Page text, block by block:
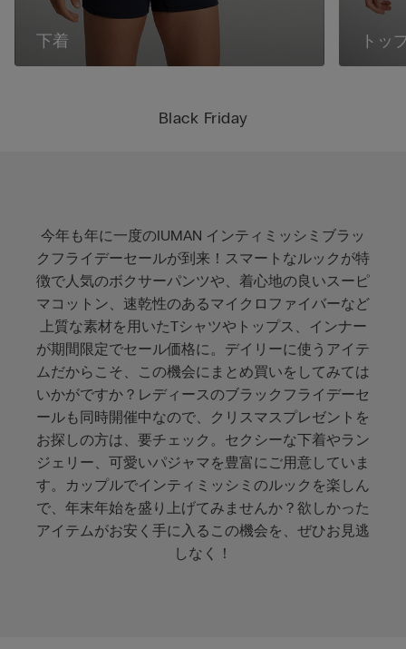
Black Friday
今年も年に一度のIUMAN インティミッシミブラッ
クフライデーセールが到来！スマートなルックが特
徴で人気のボクサーパンツや、着心地の良いスーピ
マコットン、速乾性のあるマイクロファイバーなど
上質な素材を用いたTシャツやトップス、インナー
が期間限定でセール価格に。デイリーに使うアイテ
ムだからこそ、この機会にまとめ買いをしてみては
いかがですか？レディースのブラックフライデーセ
ールも同時開催中なので、クリスマスプレゼントを
お探しの方は、要チェック。セクシーな下着やラン
ジェリー、可愛いパジャマを豊富にご用意していま
す。カップルでインティミッシミのルックを楽しん
で、年末年始を盛り上げてみませんか？欲しかった
アイテムがお安く手に入るこの機会を、ぜひお見逃
しなく！
下着 トッ